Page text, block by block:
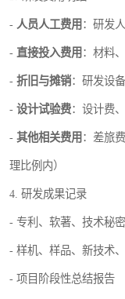
- 人员人工费用 ：研发
- 直接投入费用 ：材料
- 折旧与摊销：研发设
- 设计试验费：设计费
- 其他相关费用 ：差旅
理比例内）
4. 研发成果记录
- 专利、软著、技术秘
- 样机、样品、新技术
- 项目阶段性总结报告